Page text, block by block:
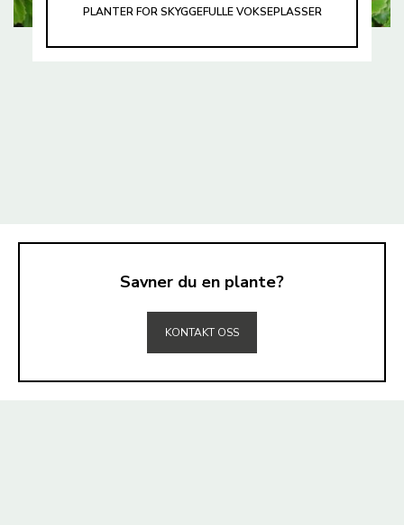
PLANTER FOR SKYGGEFULLE VOKSEPLASSER
Savner du en plante?
KONTAKT OSS